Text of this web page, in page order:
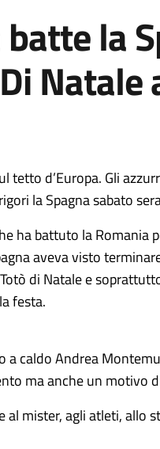
batte la
tetto d’Europa. Gli
la Spagna sabato
ha battuto la
aveva visto
di Natale e
festa.
caldo Andrea
ma anche un motivo
mister, agli atleti,